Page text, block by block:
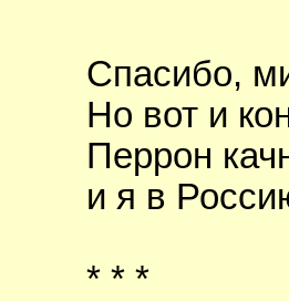
Спасибо,
Но вот и
Перрон
и я в
* * *